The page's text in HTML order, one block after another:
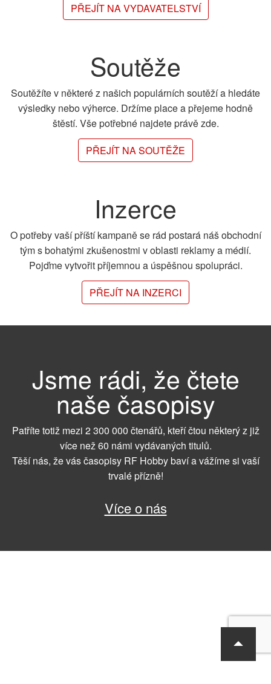
PŘEJÍT NA VYDAVATELSTVÍ
Soutěže
Soutěžíte v některé z našich populárních soutěží a hledáte
výsledky nebo výherce. Držíme place a přejeme hodně
štěstí. Vše potřebné najdete právě zde.
PŘEJÍT NA SOUTĚŽE
Inzerce
O potřeby vaší příští kampaně se rád postará náš obchodní
tým s bohatými zkušenostmi v oblasti reklamy a médií.
Pojďme vytvořit příjemnou a úspěšnou spolupráci.
PŘEJÍT NA INZERCI
Jsme rádi, že čtete
naše časopisy
Patříte totiž mezi 2 300 000 čtenářů, kteří čtou některý z již
více než 60 námi vydávaných titulů.
Těší nás, že vás časopisy RF Hobby baví a vážíme si vaší
trvalé přízně!
Více o nás